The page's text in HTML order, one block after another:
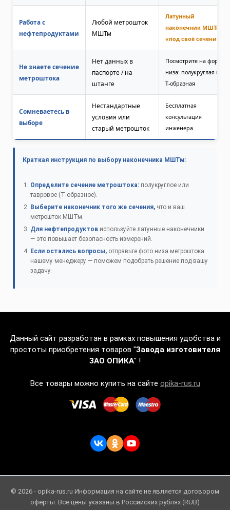
Работа с
нефтепродуктами
Любой метрошток
МШТм
Латунный
наконечник МШТм
«под своё сечение»
Не знаете сечение
метроштока
Нет данных в
паспорте / на
штанге
Посмотрите на форму
низа: полукруглая или
Т‑образная
Сомневаетесь в
выборе
Нестандартные
условия или
старый метрошток
Бесплатная
консультация
инженера
Краткая инструкция по выбору наконечника МШТм:
Определите сечение метроштока: полукруглое или
тавровое (Т‑образное).
Выберите наконечник того же сечения, что и ваш
метрошток МШТм.
Для нефтепродуктов используйте латунные наконечники
— это повышает безопасность измерений.
Если остались вопросы, отправьте фото низа метроштока
нашему менеджеру — поможем подобрать решение под вашу
задачу.
Данный сайт разработан в рамках повышения удобства и
простоты приобретения товаров "Завода изготовителя
ЗАО ОПИКА" !
Все товары можно купить на сайте opika-rus.ru
© 2026 - opika-rus.ru Информация на сайте не является договором
оферты. Все цены указаны в Российских рублях (RUB)